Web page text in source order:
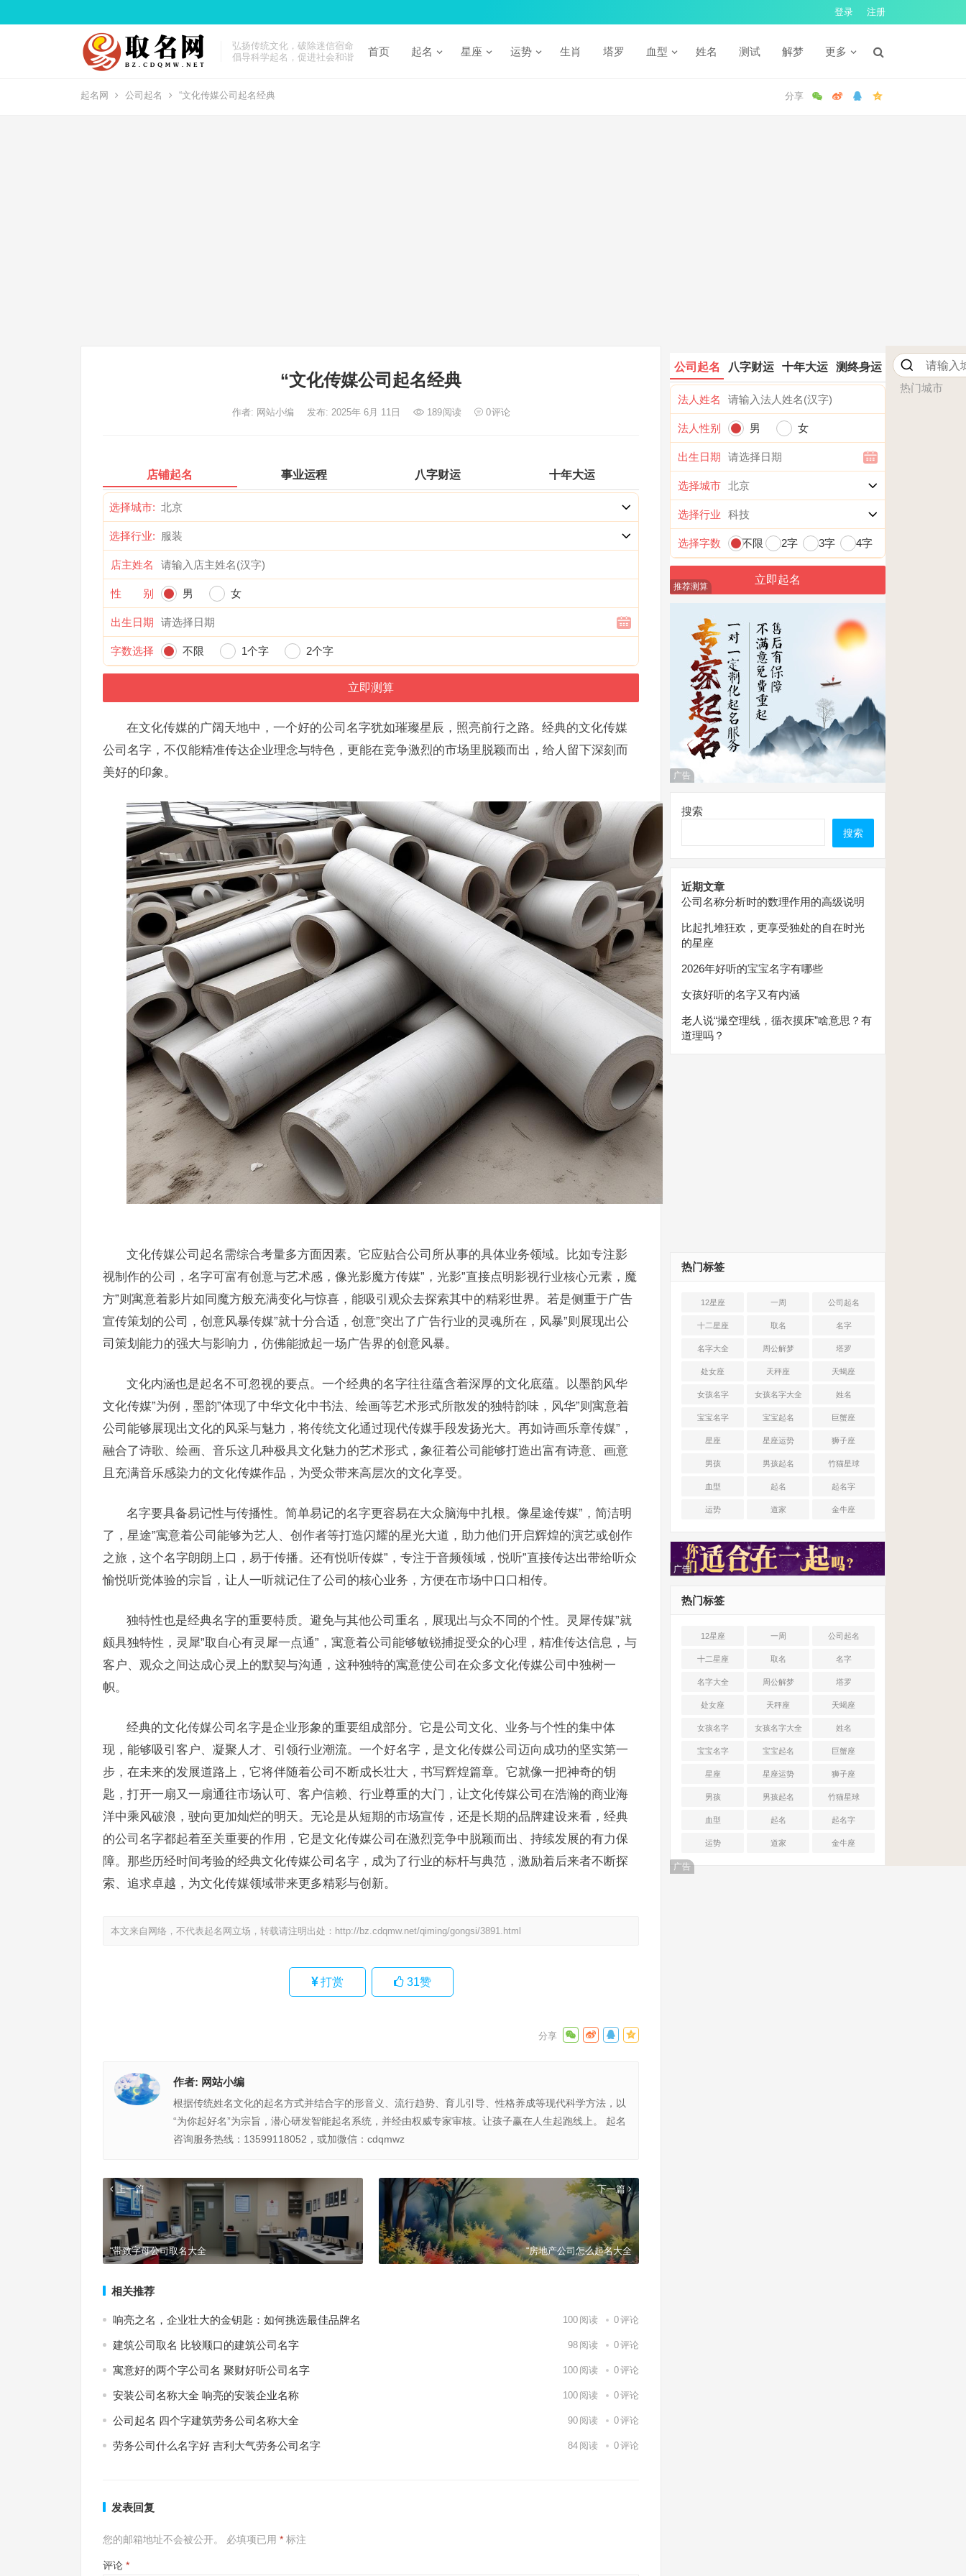
登录 注册
弘扬传统文化，破除迷信宿命
倡导科学起名，促进社会和谐
首页 起名 星座 运势 生肖 塔罗 血型 姓名 测试 解梦 更多
起名网 公司起名 “文化传媒公司起名经典
“文化传媒公司起名经典
作者: 网站小编 发布: 2025年 6月 11日 189阅读 0评论
店铺起名 事业运程 八字财运 十年大运
选择城市:
选择行业:
店主姓名
性 别 男 女
出生日期
字数选择 不限 1个字 2个字
在文化传媒的广阔天地中，一个好的公司名字犹如璀璨星辰，照亮前行之路。经典的文化传媒
公司名字，不仅能精准传达企业理念与特色，更能在竞争激烈的市场里脱颖而出，给人留下深刻而
美好的印象。
文化传媒公司起名需综合考量多方面因素。它应贴合公司所从事的具体业务领域。比如专注影
视制作的公司，名字可富有创意与艺术感，像光影魔方传媒”，光影”直接点明影视行业核心元素，魔
方”则寓意着影片如同魔方般充满变化与惊喜，能吸引观众去探索其中的精彩世界。若是侧重于广告
宣传策划的公司，创意风暴传媒”就十分合适，创意”突出了广告行业的灵魂所在，风暴”则展现出公
司策划能力的强大与影响力，仿佛能掀起一场广告界的创意风暴。
文化内涵也是起名不可忽视的要点。一个经典的名字往往蕴含着深厚的文化底蕴。以墨韵风华
文化传媒”为例，墨韵”体现了中华文化中书法、绘画等艺术形式所散发的独特韵味，风华”则寓意着
公司能够展现出文化的风采与魅力，将传统文化通过现代传媒手段发扬光大。再如诗画乐章传媒”，
融合了诗歌、绘画、音乐这几种极具文化魅力的艺术形式，象征着公司能够打造出富有诗意、画意
且充满音乐感染力的文化传媒作品，为受众带来高层次的文化享受。
名字要具备易记性与传播性。简单易记的名字更容易在大众脑海中扎根。像星途传媒”，简洁明
了，星途”寓意着公司能够为艺人、创作者等打造闪耀的星光大道，助力他们开启辉煌的演艺或创作
之旅，这个名字朗朗上口，易于传播。还有悦听传媒”，专注于音频领域，悦听”直接传达出带给听众
愉悦听觉体验的宗旨，让人一听就记住了公司的核心业务，方便在市场中口口相传。
独特性也是经典名字的重要特质。避免与其他公司重名，展现出与众不同的个性。灵犀传媒”就
颇具独特性，灵犀”取自心有灵犀一点通”，寓意着公司能够敏锐捕捉受众的心理，精准传达信息，与
客户、观众之间达成心灵上的默契与沟通，这种独特的寓意使公司在众多文化传媒公司中独树一
帜。
经典的文化传媒公司名字是企业形象的重要组成部分。它是公司文化、业务与个性的集中体
现，能够吸引客户、凝聚人才、引领行业潮流。一个好名字，是文化传媒公司迈向成功的坚实第一
步，在未来的发展道路上，它将伴随着公司不断成长壮大，书写辉煌篇章。它就像一把神奇的钥
匙，打开一扇又一扇通往市场认可、客户信赖、行业尊重的大门，让文化传媒公司在浩瀚的商业海
洋中乘风破浪，驶向更加灿烂的明天。无论是从短期的市场宣传，还是长期的品牌建设来看，经典
的公司名字都起着至关重要的作用，它是文化传媒公司在激烈竞争中脱颖而出、持续发展的有力保
障。那些历经时间考验的经典文化传媒公司名字，成为了行业的标杆与典范，激励着后来者不断探
索、追求卓越，为文化传媒领域带来更多精彩与创新。
本文来自网络，不代表起名网立场，转载请注明出处： http://bz.cdqmw.net/qiming/gongsi/3891.html
打赏 31赞
作者: 网站小编
根据传统姓名文化的起名方式并结合字的形音义、流行趋势、育儿引导、性格养成等现代科学方法，以
“为你起好名”为宗旨，潜心研发智能起名系统，并经由权威专家审核。让孩子赢在人生起跑线上。 起名
咨询服务热线：13599118052，或加微信：cdqmwz
上一篇
“带致字母公司取名大全
下一篇
“房地产公司怎么起名大全
相关推荐
响亮之名，企业壮大的金钥匙：如何挑选最佳品牌名 100 阅读 0评论
建筑公司取名 比较顺口的建筑公司名字 98 阅读 0评论
寓意好的两个字公司名 聚财好听公司名字 100 阅读 0评论
安装公司名称大全 响亮的安装企业名称 100 阅读 0评论
公司起名 四个字建筑劳务公司名称大全 90 阅读 0评论
劳务公司什么名字好 吉利大气劳务公司名字 84 阅读 0评论
发表回复
您的邮箱地址不会被公开。 必填项已用 * 标注
评论 *
公司起名 八字财运 十年大运 测终身运
法人姓名
法人性别 男 女
出生日期
选择城市
选择行业
选择字数 不限 2字 3字 4字
热门城市
推荐测算
广告
搜索
搜索
近期文章
公司名称分析时的数理作用的高级说明
比起扎堆狂欢，更享受独处的自在时光
的星座
2026年好听的宝宝名字有哪些
女孩好听的名字又有内涵
老人说“撮空理线，循衣摸床”啥意思？有
道理吗？
热门标签
12星座 一周 公司起名
十二星座 取名 名字
名字大全 周公解梦 塔罗
处女座 天秤座 天蝎座
女孩名字 女孩名字大全 姓名
宝宝名字 宝宝起名 巨蟹座
星座 星座运势 狮子座
男孩 男孩起名 竹猫星球
血型 起名 起名字
运势 道家 金牛座
广告
热门标签
12星座 一周 公司起名
十二星座 取名 名字
名字大全 周公解梦 塔罗
处女座 天秤座 天蝎座
女孩名字 女孩名字大全 姓名
宝宝名字 宝宝起名 巨蟹座
星座 星座运势 狮子座
男孩 男孩起名 竹猫星球
血型 起名 起名字
运势 道家 金牛座
广告